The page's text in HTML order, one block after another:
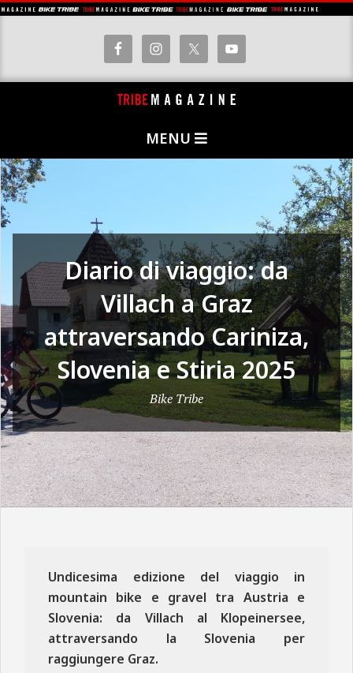
Skip
I
B
E
M
G
A
Z
I
N
E
Menu
MENU
Diario di viaggio: da
Villach a Graz
attraversando Cariniza,
Slovenia e Stiria 2025
Bike Tribe
Undicesima edizione del viaggio in
mountain bike e gravel tra Austria e
Slovenia: da Villach al Klopeinersee,
attraversando la Slovenia per
raggiungere Graz.